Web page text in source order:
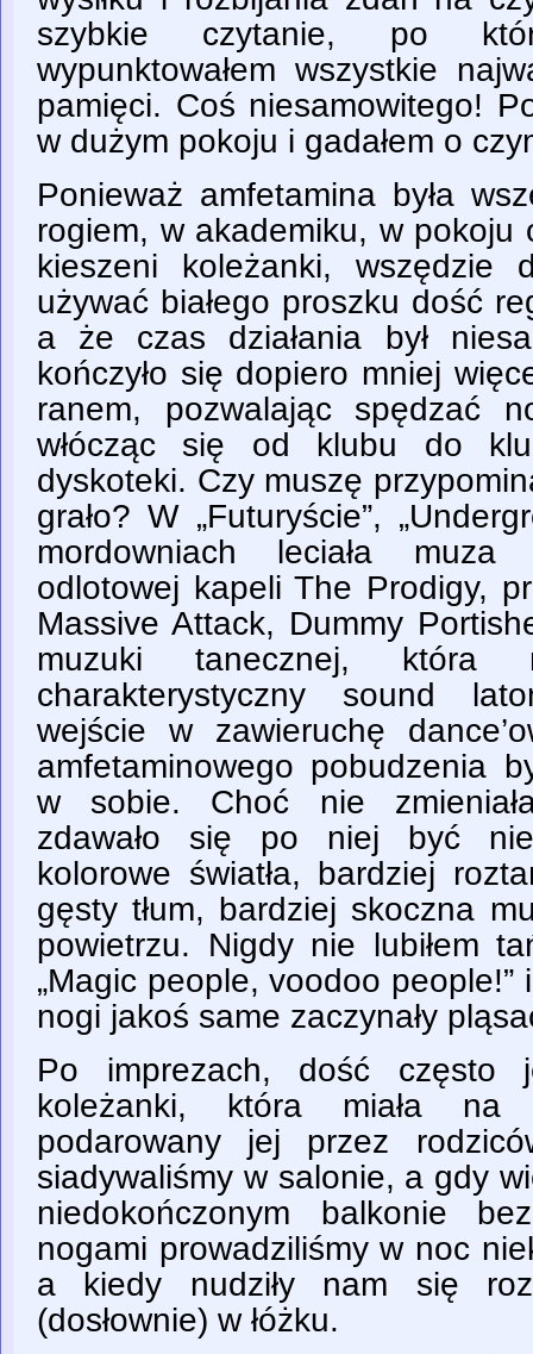
szybkie czytanie, po
wypunktowałem wszystkie
pamięci. Coś niesamowitego!
w dużym pokoju i gadałem o
Ponieważ amfetamina była
rogiem, w akademiku, w pokoju
kieszeni koleżanki, wszędzie
używać białego proszku dość
a że czas działania był
kończyło się dopiero mniej
ranem, pozwalając spędzać
włócząc się od klubu do
dyskoteki. Czy muszę
grało? W „Futuryście”,
mordowniach leciała muza
odlotowej kapeli The Prodigy,
Massive Attack, Dummy
muzuki tanecznej, która
charakterystyczny sound
wejście w zawieruchę
amfetaminowego pobudzenia
w sobie. Choć nie
zdawało się po niej być
kolorowe światła, bardziej
gęsty tłum, bardziej skoczna
powietrzu. Nigdy nie lubiłem
„Magic people, voodoo people!”
nogi jakoś same zaczynały
Po imprezach, dość często
koleżanki, która miała
podarowany jej przez
siadywaliśmy w salonie, a gdy
niedokończonym balkonie
nogami prowadziliśmy w noc
a kiedy nudziły nam się
(dosłownie) w łóżku.